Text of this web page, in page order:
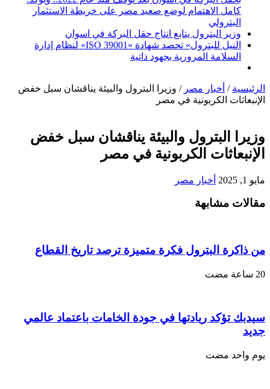
كامل الاهتمام لوضع صعيد مصر على خريطة الاستثمار
البترولي
وزير البترول يتابع انتاج حقل البركة في اسوان
النيل للبترول» تحصد شهادة «ISO 39001» لنظام إدارة
السلامة المرورية بجهود ذاتية
الرئيسية / أخبار مصر / وزيرا البترول والبيئة يناقشان سبل خفض
الإنبعاثات الكربونية في مصر
وزيرا البترول والبيئة يناقشان سبل خفض
الإنبعاثات الكربونية في مصر
مايو 1, 2025 أخبار مصر
مقالات مشابهة
من ذاكرة البترول فكرة متميزة ترصد تاريخ القطاع
سيدبك تؤكد ريادتها في جودة الخامات باعتماد عالمي
جديد
‏يوم واحد مضت